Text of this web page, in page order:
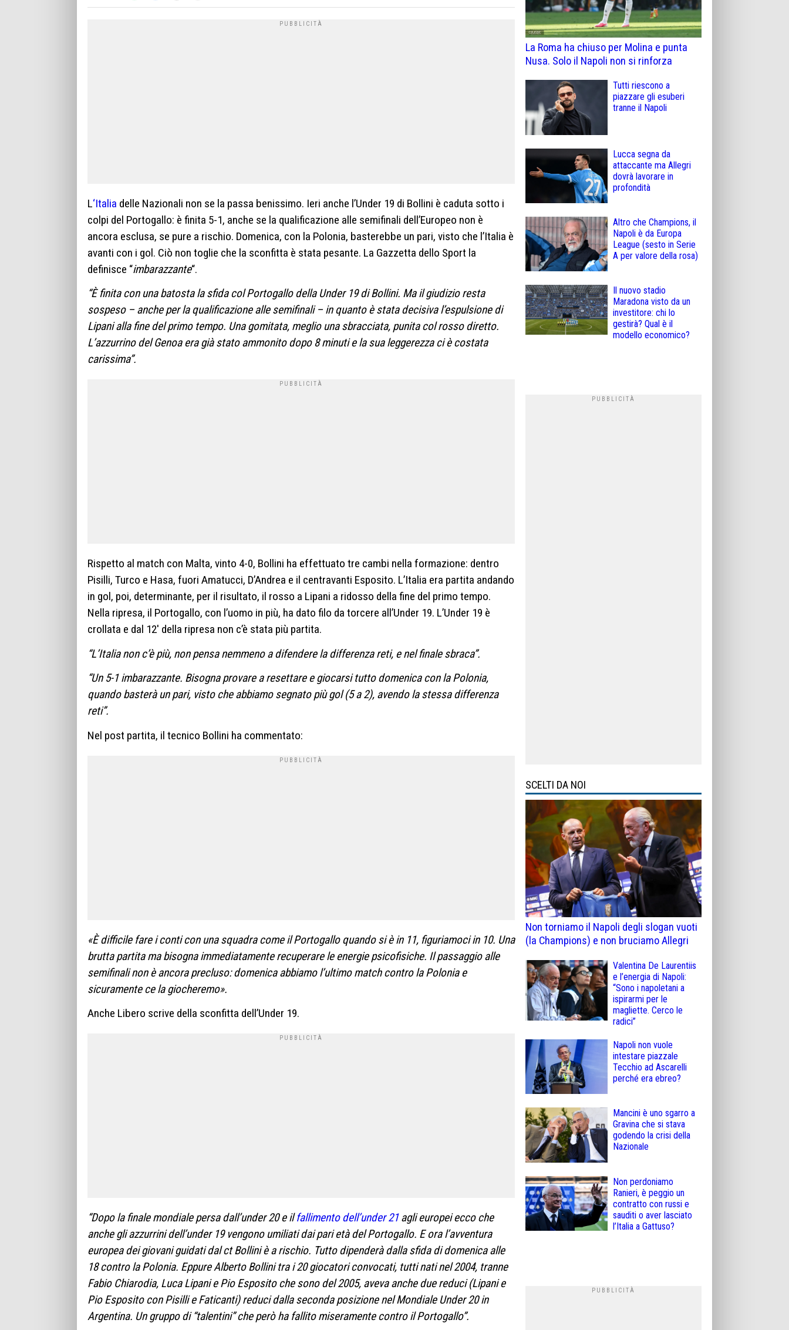
L‘Italia delle Nazionali non se la passa benissimo. Ieri anche l’Under 19 di Bollini è caduta sotto i
colpi del Portogallo: è finita 5-1, anche se la qualificazione alle semifinali dell’Europeo non è
ancora esclusa, se pure a rischio. Domenica, con la Polonia, basterebbe un pari, visto che l’Italia è
avanti con i gol. Ciò non toglie che la sconfitta è stata pesante. La Gazzetta dello Sport la
definisce “imbarazzante“.
“È finita con una batosta la sfida col Portogallo della Under 19 di Bollini. Ma il giudizio resta
sospeso – anche per la qualificazione alle semifinali – in quanto è stata decisiva l’espulsione di
Lipani alla fine del primo tempo. Una gomitata, meglio una sbracciata, punita col rosso diretto.
L’azzurrino del Genoa era già stato ammonito dopo 8 minuti e la sua leggerezza ci è costata
carissima”.
Rispetto al match con Malta, vinto 4-0, Bollini ha effettuato tre cambi nella formazione: dentro
Pisilli, Turco e Hasa, fuori Amatucci, D’Andrea e il centravanti Esposito. L’Italia era partita andando
in gol, poi, determinante, per il risultato, il rosso a Lipani a ridosso della fine del primo tempo.
Nella ripresa, il Portogallo, con l’uomo in più, ha dato filo da torcere all’Under 19. L’Under 19 è
crollata e dal 12′ della ripresa non c’è stata più partita.
“L’Italia non c’è più, non pensa nemmeno a difendere la differenza reti, e nel finale sbraca”.
“Un 5-1 imbarazzante. Bisogna provare a resettare e giocarsi tutto domenica con la Polonia,
quando basterà un pari, visto che abbiamo segnato più gol (5 a 2), avendo la stessa differenza
reti”.
Nel post partita, il tecnico Bollini ha commentato:
«È difficile fare i conti con una squadra come il Portogallo quando si è in 11, figuriamoci in 10. Una
brutta partita ma bisogna immediatamente recuperare le energie psicofisiche. Il passaggio alle
semifinali non è ancora precluso: domenica abbiamo l’ultimo match contro la Polonia e
sicuramente ce la giocheremo».
Anche Libero scrive della sconfitta dell’Under 19.
“Dopo la finale mondiale persa dall’under 20 e ilfallimento dell’under 21agli europei ecco che
anche gli azzurrini dell’under 19 vengono umiliati dai pari età del Portogallo. E ora l’avventura
europea dei giovani guidati dal ct Bollini è a rischio. Tutto dipenderà dalla sfida di domenica alle
18 contro la Polonia. Eppure Alberto Bollini tra i 20 giocatori convocati, tutti nati nel 2004, tranne
Fabio Chiarodia, Luca Lipani e Pio Esposito che sono del 2005, aveva anche due reduci (Lipani e
Pio Esposito con Pisilli e Faticanti) reduci dalla seconda posizione nel Mondiale Under 20 in
Argentina. Un gruppo di “talentini” che però ha fallito miseramente contro il Portogallo”.
La Roma ha chiuso per Molina e punta
Nusa. Solo il Napoli non si rinforza
Tutti riescono a
piazzare gli esuberi
tranne il Napoli
Lucca segna da
attaccante ma Allegri
dovrà lavorare in
profondità
Altro che Champions, il
Napoli è da Europa
League (sesto in Serie
A per valore della rosa)
Il nuovo stadio
Maradona visto da un
investitore: chi lo
gestirà? Qual è il
modello economico?
SCELTI DA NOI
Non torniamo il Napoli degli slogan vuoti
(la Champions) e non bruciamo Allegri
Valentina De Laurentiis
e l’energia di Napoli:
“Sono i napoletani a
ispirarmi per le
magliette. Cerco le
radici”
Napoli non vuole
intestare piazzale
Tecchio ad Ascarelli
perché era ebreo?
Mancini è uno sgarro a
Gravina che si stava
godendo la crisi della
Nazionale
Non perdoniamo
Ranieri, è peggio un
contratto con russi e
sauditi o aver lasciato
l’Italia a Gattuso?